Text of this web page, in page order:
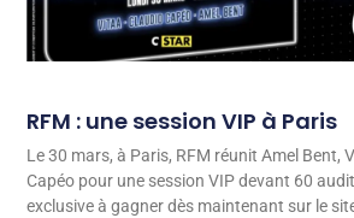
RFM : une session VIP à Paris
Le 30 mars, à Paris, RFM réunit Amel Bent,
Capéo pour une session VIP devant 60
exclusive à gagner dès maintenant sur le